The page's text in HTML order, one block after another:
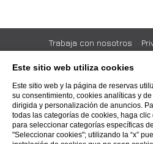
P.Iva 00434210480
P.Iva 0043421 048 0
info.ghm@fhhotelgroup.it
P.Iva 00434210480
P.Iva 00434210480
Trabaja con nosotros
Compromiso social
Pressroom
WEBSITE BY
Este sitio web utiliza cookies
Este sitio web y la página de reservas
su consentimiento, cookies analíticas y
dirigida y personalización de anuncios.
todas las categorías de cookies, haga clic
para seleccionar categorías específicas
"Seleccionar cookies"; utilizando la “x”